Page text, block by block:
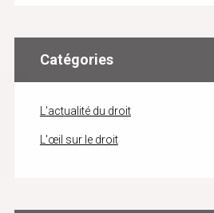
Catégories
L'actualité du droit
L'œil sur le droit